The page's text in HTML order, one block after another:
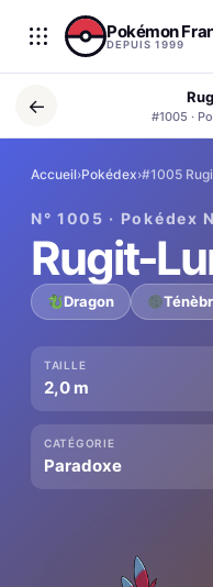
Aller au contenu
Pokémon
DEPUIS 1999
← #1005 ·
Accueil›Pokédex›#1005
N° 1005 · Pokédex
Rugit-
Dragon
TAILLE
2,0 m
CATÉGORIE
Paradoxe